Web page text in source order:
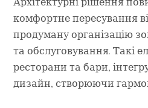
Архітектурні рішення
комфортне пересування
продуману організацію
та обслуговування. Такі
ресторани та бари,
дизайн, створюючи